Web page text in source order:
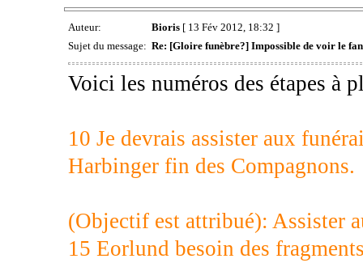
Auteur: Bioris[ 13 Fév 2012, 18:32 ]
Sujet du message: Re: [Gloire funèbre?] Impossible de voir le
Voici les numéros des étapes à
10 Je devrais assister aux
Harbinger fin des Compagnons.
(Objectif est attribué): Assister
15 Eorlund besoin des